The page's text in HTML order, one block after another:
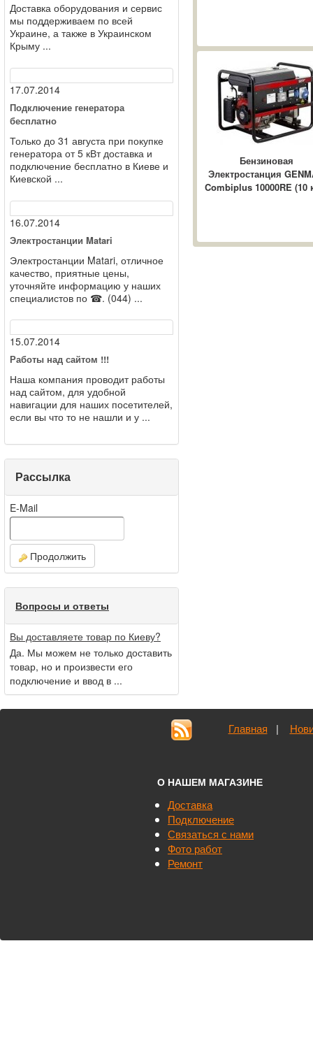
Доставка оборудования и сервис
мы поддерживаем по всей
Украине, а также в Украинском
Крыму ...
17.07.2014
Подключение генератора
бесплатно
Только до 31 августа при покупке
генератора от 5 кВт доставка и
подключение бесплатно в Киеве и
Киевской ...
16.07.2014
Электростанции Matari
Электростанции Matari, отличное
качество, приятные цены,
уточняйте информацию у наших
специалистов по ☎. (044) ...
15.07.2014
Работы над сайтом !!!
Наша компания проводит работы
над сайтом, для удобной
навигации для наших посетителей,
если вы что то не нашли и у ...
Рассылка
E-Mail
Продолжить
Вопросы и ответы
Вы доставляете товар по Киеву?
Да. Мы можем не только доставить
товар, но и произвести его
подключение и ввод в ...
Бензиновая
Электростанция
Combiplus 10000RE (10
Главная |
О НАШЕМ МАГАЗИНЕ
Доставка
Подключение
Связаться с нами
Фото работ
Ремонт